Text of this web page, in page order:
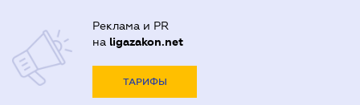
Реклама и PR
на ligazakon.net
ТАРИФЫ